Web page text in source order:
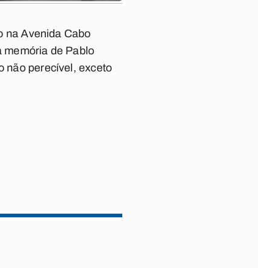
na Avenida Cabo
memória de Pablo
não perecível, exceto